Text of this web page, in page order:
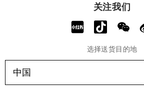
关注我们
选择送货目的地
中国